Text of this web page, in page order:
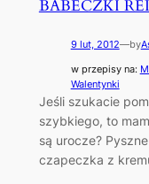
BABECZKI
9 lut, 2012—by
w przepisy na:
Walentynki
Jeśli szukacie
szybkiego, to
są urocze?
czapeczka z